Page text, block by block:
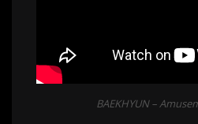
BAEKHYUN –